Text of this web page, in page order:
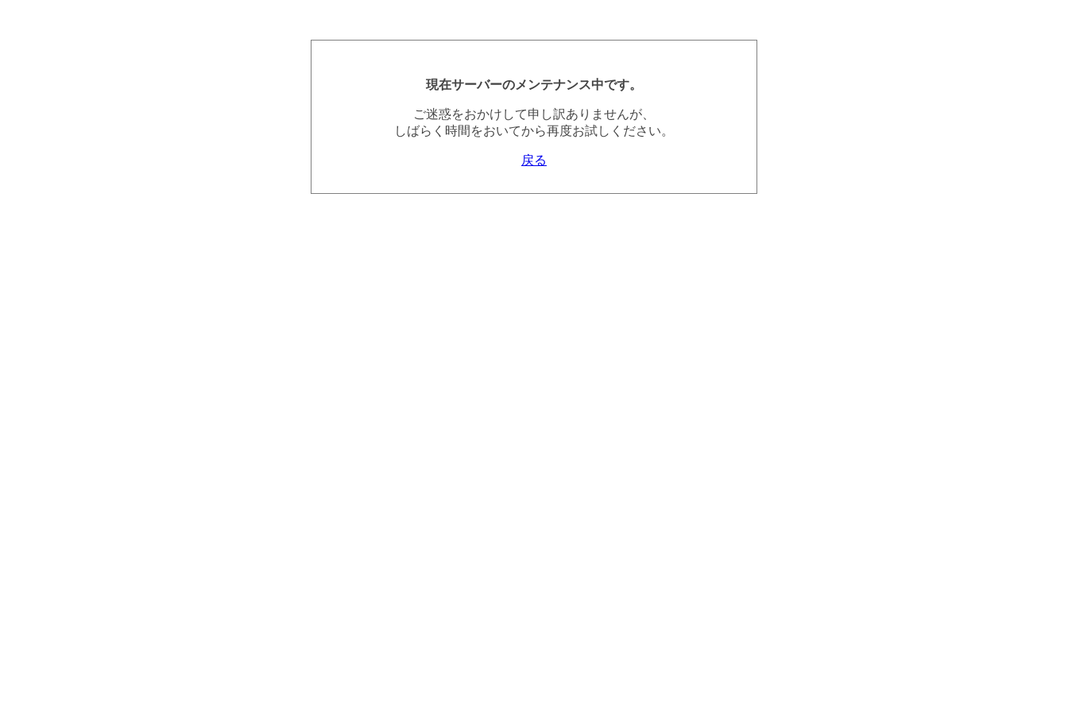
現在サーバーのメンテナンス中です。
ご迷惑をおかけして申し訳ありませんが、
しばらく時間をおいてから再度お試しください。
戻る